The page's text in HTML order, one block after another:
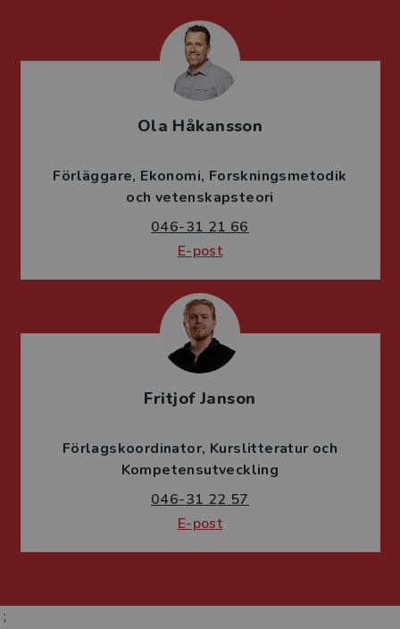
Ola Håkansson
Förläggare Ekonomi Forskningsmetodik
och vetenskapsteori
046-31 21 66
E-post
Fritjof Janson
Förlagskoordinator Kurslitteratur och
Kompetensutveckling
046-31 22 57
E-post
;